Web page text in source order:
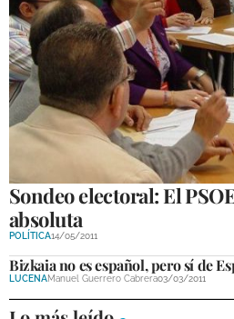
Sondeo electoral: El
absoluta
POLÍTICA14/05/2011
Bizkaia no es español, pero sí de
LUCENAManuel Guerrero Cabrera03/03/2011